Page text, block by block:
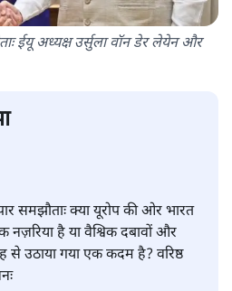
ईयू अध्यक्ष उर्सुला वॉन डेर लेयेन और
समझौताः क्या यूरोप की ओर भारत
है या वैश्विक दबावों और
से उठाया गया एक कदम है? वरिष्ठ